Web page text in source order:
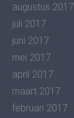
augustus 2017
juli 2017
juni 2017
mei 2017
april 2017
maart 2017
februari 2017